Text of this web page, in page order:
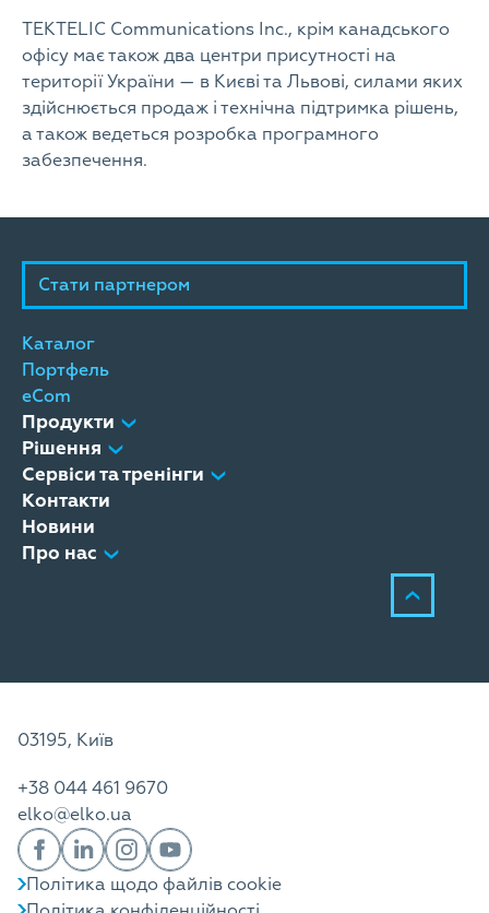
TEKTELIC Communications Inc., крім канадського
офісу має також два центри присутності на
території України — в Києві та Львові, силами яких
здійснюється продаж і технічна підтримка рішень,
а також ведеться розробка програмного
забезпечення.
Стати партнером
Каталог
Портфель
eCom
Продукти
Рішення
Сервіси та тренінги
Контакти
Новини
Про нас
03195, Київ
+38 044 461 9670
elko@elko.ua
Політика щодо файлів cookie